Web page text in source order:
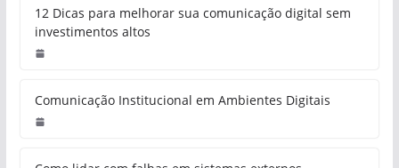
12 Dicas para melhorar sua comunicação digital sem
investimentos altos
Comunicação Institucional em Ambientes Digitais